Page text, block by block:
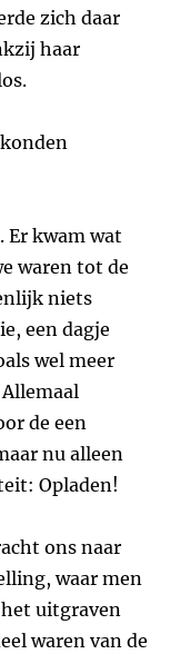
zich daar
haar
Er kwam wat
waren tot de
niets
een dagje
wel meer
de een
nu alleen
Opladen!
ons naar
waar men
het uitgraven
waren van de